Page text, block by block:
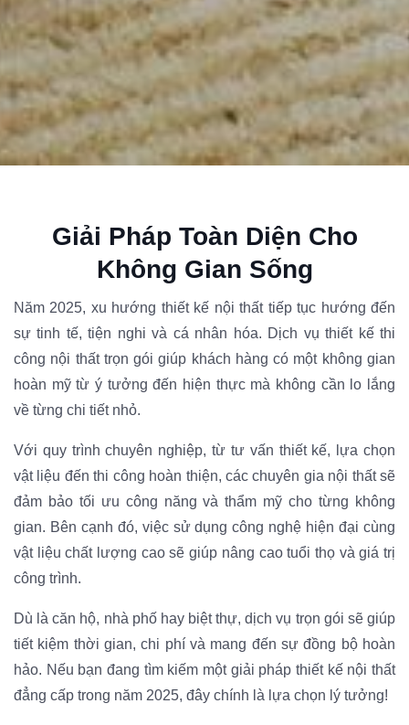
Giải Pháp Toàn Diện Cho
Không Gian Sống
Năm 2025, xu hướng thiết kế nội thất tiếp tục hướng đến
sự tinh tế, tiện nghi và cá nhân hóa. Dịch vụ thiết kế thi
công nội thất trọn gói giúp khách hàng có một không gian
hoàn mỹ từ ý tưởng đến hiện thực mà không cần lo lắng
về từng chi tiết nhỏ.
Với quy trình chuyên nghiệp, từ tư vấn thiết kế, lựa chọn
vật liệu đến thi công hoàn thiện, các chuyên gia nội thất sẽ
đảm bảo tối ưu công năng và thẩm mỹ cho từng không
gian. Bên cạnh đó, việc sử dụng công nghệ hiện đại cùng
vật liệu chất lượng cao sẽ giúp nâng cao tuổi thọ và giá trị
công trình.
Dù là căn hộ, nhà phố hay biệt thự, dịch vụ trọn gói sẽ giúp
tiết kiệm thời gian, chi phí và mang đến sự đồng bộ hoàn
hảo. Nếu bạn đang tìm kiếm một giải pháp thiết kế nội thất
đẳng cấp trong năm 2025, đây chính là lựa chọn lý tưởng!